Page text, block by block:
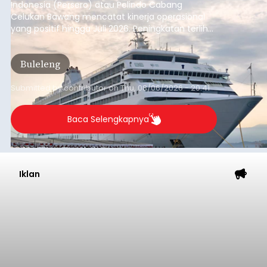
Indonesia (Persero) atau Pelindo Cabang
Celukan Bawang mencatat kinerja operasional
yang positif hingga Juli 2026. Peningkatan terlihat
dari arus kapal yang mencapai 1,48 juta Gross
Tonnage (GT), atau tumbuh 12,4 persen
dibandingkan periode yang sama tahun lalu
yang tercatat sebesar 1,32 juta GT.
Buleleng
Submitted bycontributoronThu, 08/06/2026 - 20:41
Baca Selengkapnya
Iklan